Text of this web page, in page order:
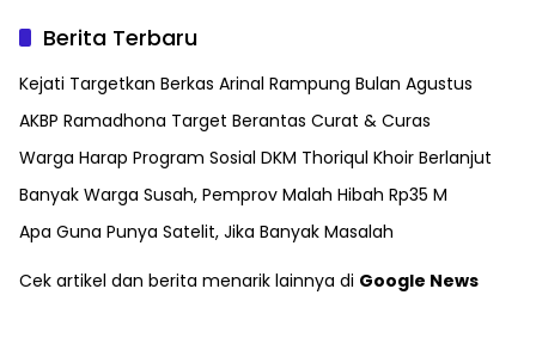
Berita Terbaru
Kejati Targetkan Berkas Arinal Rampung Bulan Agustus
AKBP Ramadhona Target Berantas Curat & Curas
Warga Harap Program Sosial DKM Thoriqul Khoir Berlanjut
Banyak Warga Susah, Pemprov Malah Hibah Rp35 M
Apa Guna Punya Satelit, Jika Banyak Masalah
Cek artikel dan berita menarik lainnya di Google News